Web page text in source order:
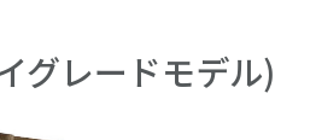
グレードモデル)